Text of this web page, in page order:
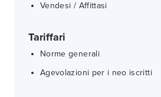
Vendesi / Affittasi
Tariffari
Norme generali
Agevolazioni per i neo iscritti